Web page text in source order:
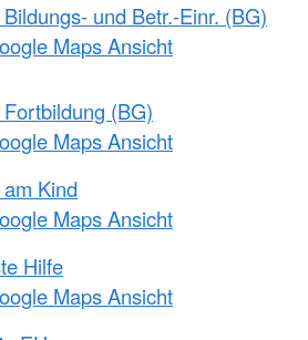
und Betr.-Einr. (BG)
Maps Ansicht
(BG)
Maps Ansicht
Kind
Maps Ansicht
Hilfe
Maps Ansicht